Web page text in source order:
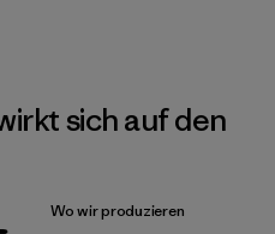
sich auf den
Wo wir produzieren